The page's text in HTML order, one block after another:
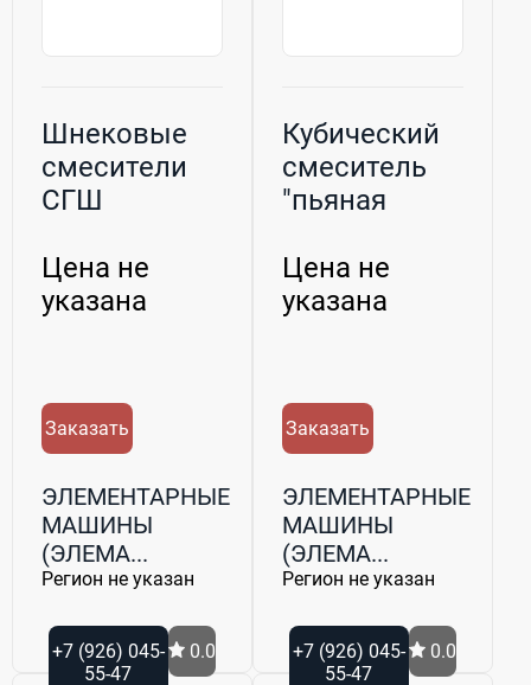
Шнековые
смесители
СГШ
Цена не
указана
Заказать
ЭЛЕМЕНТАРНЫЕ
МАШИНЫ
(ЭЛЕМА...
Регион не указан
+7 (926) 045-
55-47
0.0
Кубический
смеситель
"пьяная
Цена не
указана
Заказать
ЭЛЕМЕНТАРНЫЕ
МАШИНЫ
(ЭЛЕМА...
Регион не указан
+7 (926) 045-
55-47
0.0